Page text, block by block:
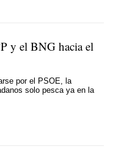
y el BNG hacia el
por el PSOE, la
solo pesca ya en la